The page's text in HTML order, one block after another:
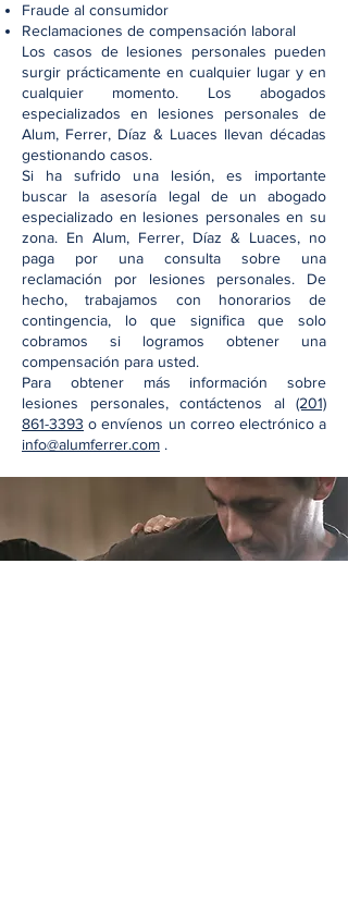
Fraude al consumidor
Reclamaciones de compensación laboral
Los casos de lesiones personales pueden
surgir prácticamente en cualquier lugar y en
cualquier momento. Los abogados
especializados en lesiones personales de
Alum, Ferrer, Díaz & Luaces llevan décadas
gestionando casos.
Si ha sufrido una lesión, es importante
buscar la asesoría legal de un abogado
especializado en lesiones personales en su
zona. En Alum, Ferrer, Díaz & Luaces, no
paga por una consulta sobre una
reclamación por lesiones personales. De
hecho, trabajamos con honorarios de
contingencia, lo que significa que solo
cobramos si logramos obtener una
compensación para usted.
Para obtener más información sobre
lesiones personales, contáctenos al (201)
861-3393 o envíenos un correo electrónico a
info@alumferrer.com .